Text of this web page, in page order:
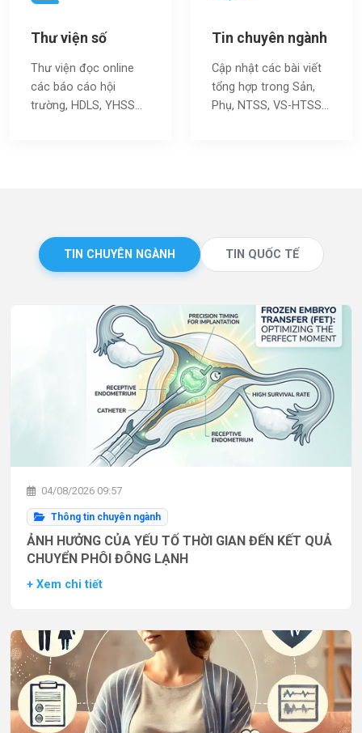
Thư viện số
Thư viện đọc online
các báo cáo hội
trường, HDLS, YHSS…
Tin chuyên ngành
Cập nhật các bài viết
tổng hợp trong Sản,
Phụ, NTSS, VS-HTSS...
TIN CHUYÊN NGÀNH TIN QUỐC TẾ
04/08/2026 09:57
Thông tin chuyên ngành
ẢNH HƯỞNG CỦA YẾU TỐ THỜI GIAN ĐẾN KẾT QUẢ
CHUYỂN PHÔI ĐÔNG LẠNH
+ Xem chi tiết